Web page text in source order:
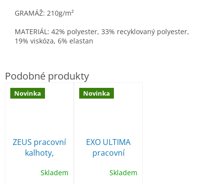
GRAMÁŽ: 210g/m²
MATERIÁL: 42% polyester, 33% recyklovaný polyester,
19% viskóza, 6% elastan
Novinka
ZEUS pracovní
kalhoty,
nohavice
Skladem
Novinka
EXO ULTIMA
pracovní
kalhoty
Skladem